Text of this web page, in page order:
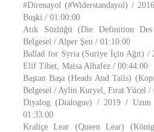
#Direnayol (#Widerstandayol) /
Buşki / 01:00:00
Atık Sözlüğü (Die Definition
Belgesel / Alper Şen / 01:10:00
Ballad for Syria (Suriye İçin Ağıt) /
Elif Tibet, Maisa Alhafez / 00:44:00
Baştan Başa (Heads And Tails)
Belgesel / Aylin Kuryel, Fırat Yücel /
Diyalog (Dialogue) / 2019 / Uzun
01:33:00
Kraliçe Lear (Queen Lear)